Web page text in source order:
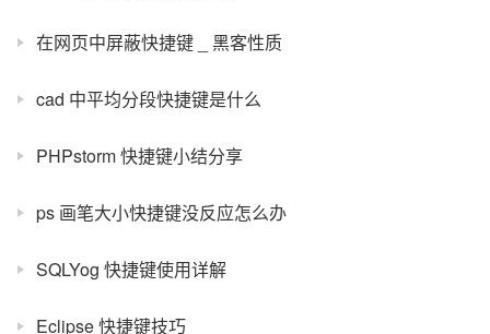
在网页中屏蔽快捷键 _ 黑客性质
cad 中平均分段快捷键是什么
PHPstorm 快捷键小结分享
ps 画笔大小快捷键没反应怎么办
SQLYog 快捷键使用详解
Eclipse 快捷键技巧